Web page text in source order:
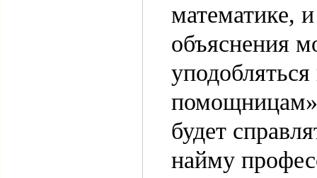
математике,
объяснения
будет
найму